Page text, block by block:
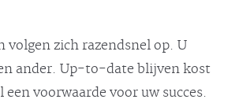
volgen zich razendsnel op. U
ander. Up-to-date blijven kost
voorwaarde voor uw succes.